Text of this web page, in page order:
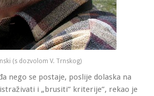
(s dozvolom V. Trnskog)
nego se postaje, poslije dolaska na
i „brusiti” kriterije”, rekao je